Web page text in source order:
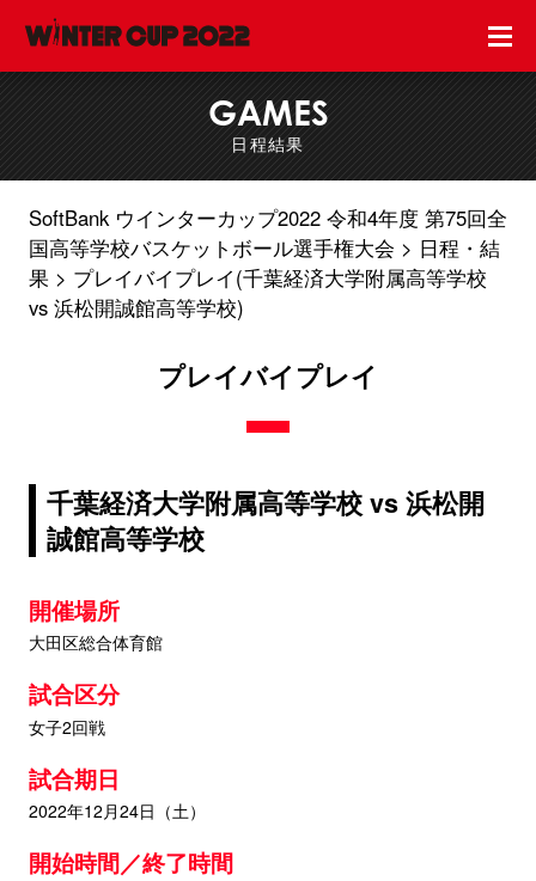
GAMES
日程結果
SoftBank ウインターカップ2022 令和4年度 第75回全
国高等学校バスケットボール選手権大会
日程・結
果
プレイバイプレイ(千葉経済大学附属高等学校
vs 浜松開誠館高等学校)
プレイバイプレイ
千葉経済大学附属高等学校 vs 浜松開
誠館高等学校
開催場所
大田区総合体育館
試合区分
女子2回戦
試合期日
2022年12月24日（土）
開始時間／終了時間